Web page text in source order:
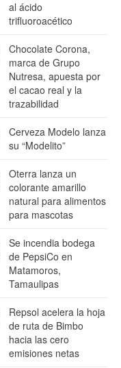
al ácido
trifluoroacético
Chocolate Corona,
marca de Grupo
Nutresa, apuesta por
el cacao real y la
trazabilidad
Cerveza Modelo lanza
su “Modelito”
Oterra lanza un
colorante amarillo
natural para alimentos
para mascotas
Se incendia bodega
de PepsiCo en
Matamoros,
Tamaulipas
Repsol acelera la hoja
de ruta de Bimbo
hacia las cero
emisiones netas